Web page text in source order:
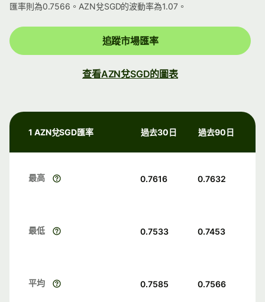
匯率則為0.7566。AZN兌SGD的波動率為1.07。
追蹤市場匯率
查看AZN兌SGD的圖表
1 AZN兌SGD匯率 過去30日 過去90日
最高 0.7616 0.7632
最低 0.7533 0.7453
平均 0.7585 0.7566